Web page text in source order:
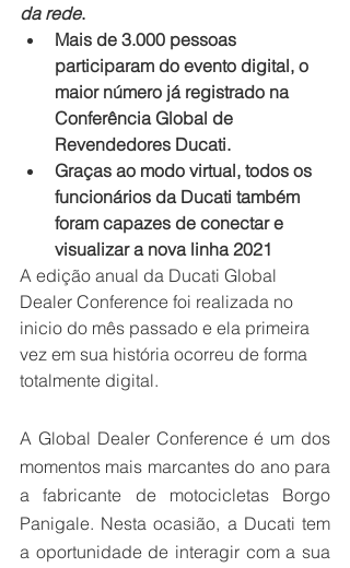
da rede.
Mais de 3.000 pessoas
participaram do evento digital, o
maior número já registrado na
Conferência Global de
Revendedores Ducati.
Graças ao modo virtual, todos os
funcionários da Ducati também
foram capazes de conectar e
visualizar a nova linha 2021
A edição anual da Ducati Global
Dealer Conference foi realizada no
inicio do mês passado e ela primeira
vez em sua história ocorreu de forma
totalmente digital.
A Global Dealer Conference é um dos
momentos mais marcantes do ano para
a fabricante de motocicletas Borgo
Panigale. Nesta ocasião, a Ducati tem
a oportunidade de interagir com a sua